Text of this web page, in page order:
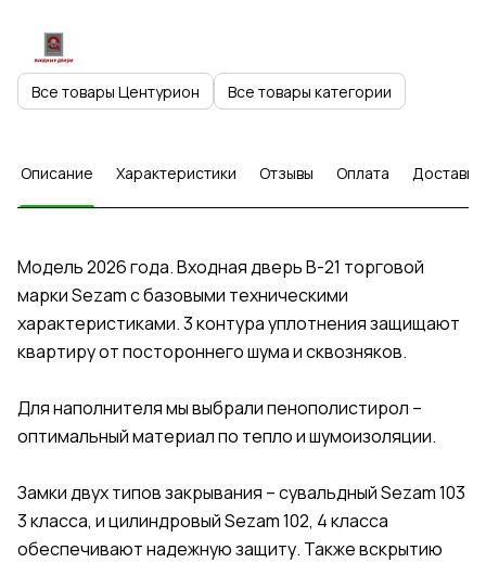
Все товары Центурион Все товары категории
Описание Характеристики Отзывы Оплата Доставка
Модель 2026 года. Входная дверь В-21 торговой
марки Sezam с базовыми техническими
характеристиками. 3 контура уплотнения защищают
квартиру от постороннего шума и сквозняков.
Для наполнителя мы выбрали пенополистирол –
оптимальный материал по тепло и шумоизоляции.
Замки двух типов закрывания – сувальдный Sezam 103
3 класса, и цилиндровый Sezam 102, 4 класса
обеспечивают надежную защиту. Также вскрытию